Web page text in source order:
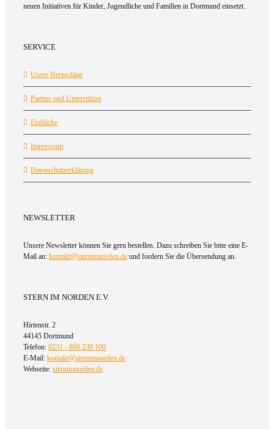
neuen Initiativen für Kinder, Jugendliche und Familien in Dortmund einsetzt.
SERVICE
Unser Herzschlag
Partner und Unterstützer
Einblicke
Impressum
Datenschutzerklärung
NEWSLETTER
Unsere Newsletter können Sie gern bestellen. Dazu schreiben Sie bitte eine E-
Mail an: kontakt@sternimnorden.de und fordern Sie die Übersendung an.
STERN IM NORDEN E.V.
Hirtenstr. 2
44145 Dortmund
Telefon: 0231 - 860 239 100
E-Mail: kontakt@sternimnorden.de
Webseite: sternimnorden.de